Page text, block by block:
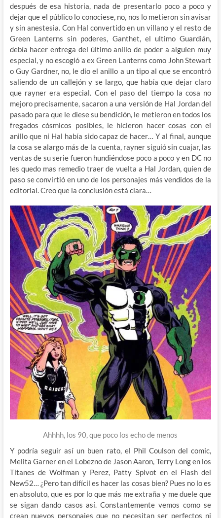
después de esa historia, nada de presentarlo poco a poco y
dejar que el público lo conociese, no, nos lo metieron sin avisar
y sin anestesia. Con Hal convertido en un villano y el resto de
Green Lanterns sin poderes, Ganthet, el ultimo Guardián,
debía hacer entrega del último anillo de poder a alguien muy
especial, y no escogió a ex Green Lanterns como John Stewart
o Guy Gardner, no, le dio el anillo a un tipo al que se encontró
saliendo de un callejón y se largo, que había que dejar claro
que rayner era especial. Con el paso del tiempo la cosa no
mejoro precisamente, sacaron a una versión de Hal Jordan del
pasado para que le diese su bendición, le metieron en todos los
fregados cósmicos posibles, le hicieron hacer cosas con el
anillo que ni Hal había sido capaz de hacer… Y al final, aunque
la cosa se alargo más de la cuenta, rayner siguió sin cuajar, las
ventas de su serie fueron hundiéndose poco a poco y en DC no
les quedo mas remedio traer de vuelta a Hal Jordan, quien de
paso se convirtió en uno de los personajes más vendidos de la
editorial. Creo que la conclusión está clara…
Ahhhh, los 90, que poco los echo de menos
Y podría seguir así un buen rato, el Phil Coulson del comic,
Melita Garner en el Lobezno de Jason Aaron, Terry Long en los
Titanes de Wolfman y Perez, Patty Spivot en el Flash del
New52… ¿Pero tan difícil es hacer las cosas bien? Pues no lo es
en absoluto, que es por lo que más me extraña y me duele que
se sigan dando casos así. Constantemente vemos como se
crean nuevos personajes que no necesitan ser perfectos ni